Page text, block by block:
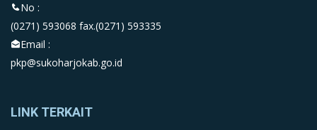
No :
(0271) 593068 fax.(0271) 593335
Email :
pkp@sukoharjokab.go.id
LINK TERKAIT